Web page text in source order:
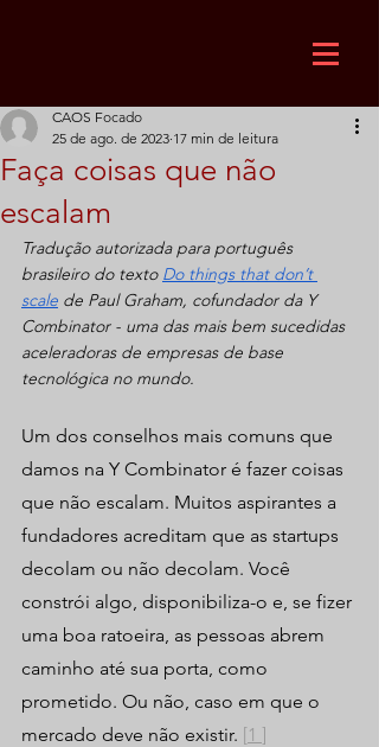
Faça coisas que não
escalam
CAOS Focado
25 de ago. de 2023 17 min de leitura
Tradução autorizada para português
brasileiro do texto Do things that don’t
scale de Paul Graham, cofundador da Y
Combinator - uma das mais bem sucedidas
aceleradoras de empresas de base
tecnológica no mundo.
Um dos conselhos mais comuns que
damos na Y Combinator é fazer coisas
que não escalam. Muitos aspirantes a
fundadores acreditam que as startups
decolam ou não decolam. Você
constrói algo, disponibiliza-o e, se fizer
uma boa ratoeira, as pessoas abrem
caminho até sua porta, como
prometido. Ou não, caso em que o
mercado deve não existir. [1 ]